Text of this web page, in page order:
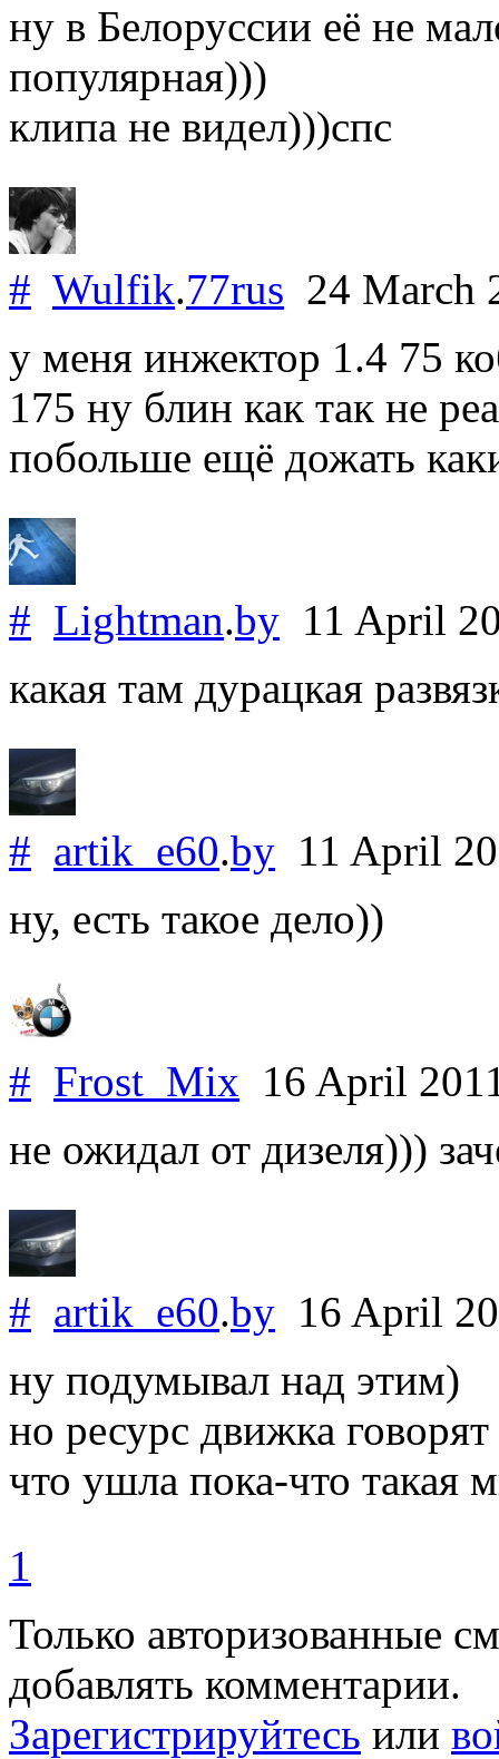
ну в Белоруссии её не
популярная)))
клипа не видел)))спс
# Wulfik.77rus 24 March
у меня инжектор 1.4 75
175 ну блин как так не
побольше ещё дожать
# Lightman.by 11 April
какая там дурацкая
# artik_e60.by 11 April
ну, есть такое дело))
# Frost_Mix 16 April
не ожидал от дизеля)))
# artik_e60.by 16 April
ну подумывал над этим)
но ресурс движка
что ушла пока-что такая
1
Только авторизованные
добавлять комментарии.
Зарегистрируйтесь или